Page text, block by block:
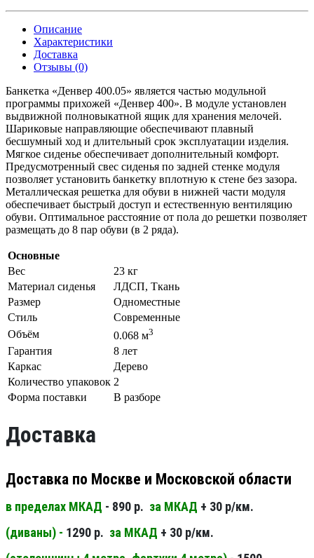
Описание
Характеристики
Доставка
Отзывы (0)
Банкетка «Денвер 400.05» является частью модульной
программы прихожей «Денвер 400». В модуле установлен
выдвижной полновыкатной ящик для хранения мелочей.
Шариковые направляющие обеспечивают плавный
бесшумный ход и длительный срок эксплуатации изделия.
Мягкое сиденье обеспечивает дополнительный комфорт.
Предусмотренный свес сиденья по задней стенке модуля
позволяет установить банкетку вплотную к стене без зазора.
Металлическая решетка для обуви в нижней части модуля
обеспечивает быстрый доступ и естественную вентиляцию
обуви. Оптимальное расстояние от пола до решетки позволяет
размещать до 8 пар обуви (в 2 ряда).
Основные
Вес
23 кг
Материал сиденья
ЛДСП, Ткань
Размер
Одноместные
Стиль
Современные
Объём
0.068 м3
Гарантия
8 лет
Каркас
Дерево
Количество упаковок 2
Форма поставки
В разборе
Доставка
Доставка по Москве и Московской области
в пределах МКАД - 890 р. за МКАД + 30 р/км.
(диваны) - 1290 р. за МКАД + 30 р/км.